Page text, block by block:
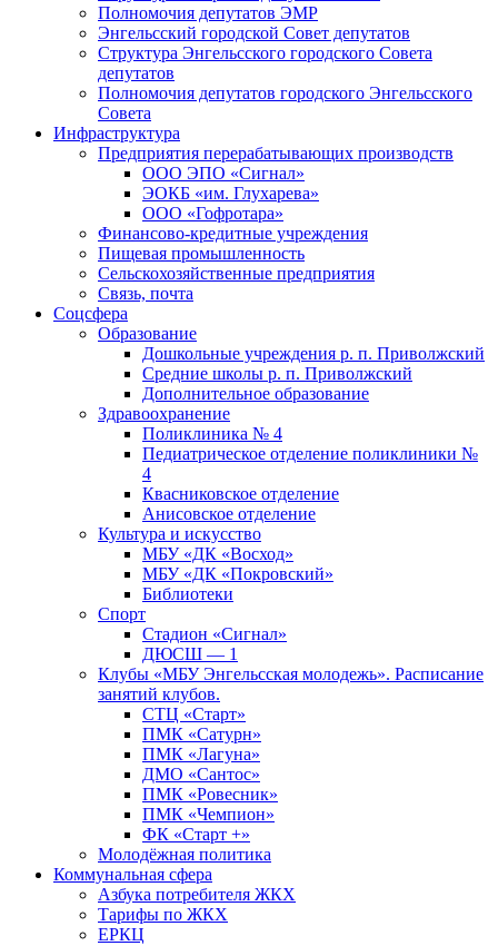
Полномочия депутатов ЭМР
Энгельсский городской Совет депутатов
Структура Энгельсского городского Совета
депутатов
Полномочия депутатов городского Энгельсского
Совета
Инфраструктура
Предприятия перерабатывающих производств
ООО ЭПО «Сигнал»
ЭОКБ «им. Глухарева»
ООО «Гофротара»
Финансово-кредитные учреждения
Пищевая промышленность
Сельскохозяйственные предприятия
Связь, почта
Соцсфера
Образование
Дошкольные учреждения р. п. Приволжский
Средние школы р. п. Приволжский
Дополнительное образование
Здравоохранение
Поликлиника № 4
Педиатрическое отделение поликлиники №
4
Квасниковское отделение
Анисовское отделение
Культура и искусство
МБУ «ДК «Восход»
МБУ «ДК «Покровский»
Библиотеки
Спорт
Стадион «Сигнал»
ДЮСШ — 1
Клубы «МБУ Энгельсская молодежь». Расписание
занятий клубов.
СТЦ «Старт»
ПМК «Сатурн»
ПМК «Лагуна»
ДМО «Сантос»
ПМК «Ровесник»
ПМК «Чемпион»
ФК «Старт +»
Молодёжная политика
Коммунальная сфера
Азбука потребителя ЖКХ
Тарифы по ЖКХ
ЕРКЦ